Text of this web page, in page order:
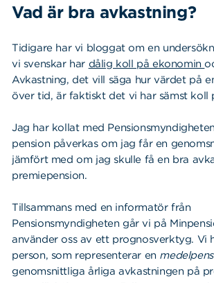
Vad är bra avkastning?
Tidigare har vi bloggat om en
vi svenskar har dålig koll på ekonomin
Avkastning, det vill säga hur värdet på
över tid, är faktiskt det vi har sämst koll
Jag har kollat med
pension påverkas om jag får en
jämfört med om jag skulle få en bra
premiepension.
Tillsammans med en informatör från
Pensionsmyndigheten går vi på
använder oss av ett prognosverktyg. Vi
person, som representerar en
genomsnittliga årliga avkastningen på